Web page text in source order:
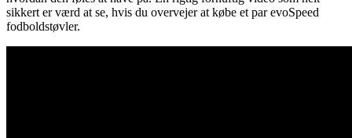
sikkert er værd at se, hvis du overvejer at købe et par evoSpeed
fodboldstøvler.